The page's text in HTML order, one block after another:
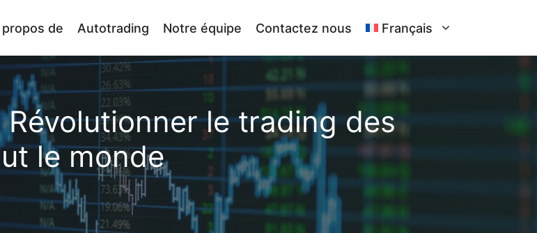
propos de Autotrading Notre équipe Contactez nous Français
le trading des
le monde